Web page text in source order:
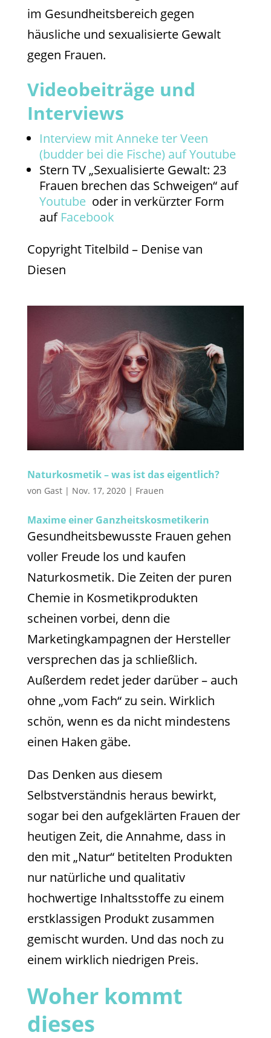
im Gesundheitsbereich gegen
häusliche und sexualisierte Gewalt
gegen Frauen.
Videobeiträge und
Interviews
Interview mit Anneke ter Veen
(budder bei die Fische) auf Youtube
Stern TV „Sexualisierte Gewalt: 23
Frauen brechen das Schweigen“ auf
Youtubeoder in verkürzter Form
auf Facebook
Copyright Titelbild – Denise van
Diesen
Naturkosmetik – was ist das eigentlich?
von Gast| Nov. 17, 2020| Frauen
Maxime einer Ganzheitskosmetikerin
Gesundheitsbewusste Frauen gehen
voller Freude los und kaufen
Naturkosmetik. Die Zeiten der puren
Chemie in Kosmetikprodukten
scheinen vorbei, denn die
Marketingkampagnen der Hersteller
versprechen das ja schließlich.
Außerdem redet jeder darüber – auch
ohne „vom Fach“ zu sein. Wirklich
schön, wenn es da nicht mindestens
einen Haken gäbe.
Das Denken aus diesem
Selbstverständnis heraus bewirkt,
sogar bei den aufgeklärten Frauen der
heutigen Zeit, die Annahme, dass in
den mit „Natur“ betitelten Produkten
nur natürliche und qualitativ
hochwertige Inhaltsstoffe zu einem
erstklassigen Produkt zusammen
gemischt wurden. Und das noch zu
einem wirklich niedrigen Preis.
Woher kommt
dieses